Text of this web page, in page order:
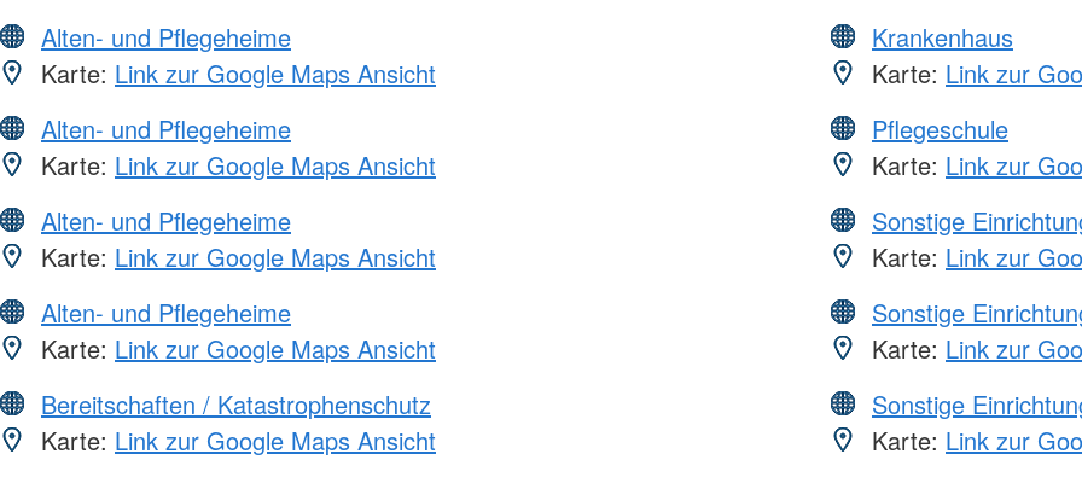
Alten- und Pflegeheime
Karte: Link zur Google Maps Ansicht
Alten- und Pflegeheime
Karte: Link zur Google Maps Ansicht
Alten- und Pflegeheime
Karte: Link zur Google Maps Ansicht
Alten- und Pflegeheime
Karte: Link zur Google Maps Ansicht
Bereitschaften / Katastrophenschutz
Karte: Link zur Google Maps Ansicht
Krankenhaus
Karte: Link zur
Pflegeschule
Karte: Link zur
Sonstige
Karte: Link zur
Sonstige
Karte: Link zur
Sonstige
Karte: Link zur